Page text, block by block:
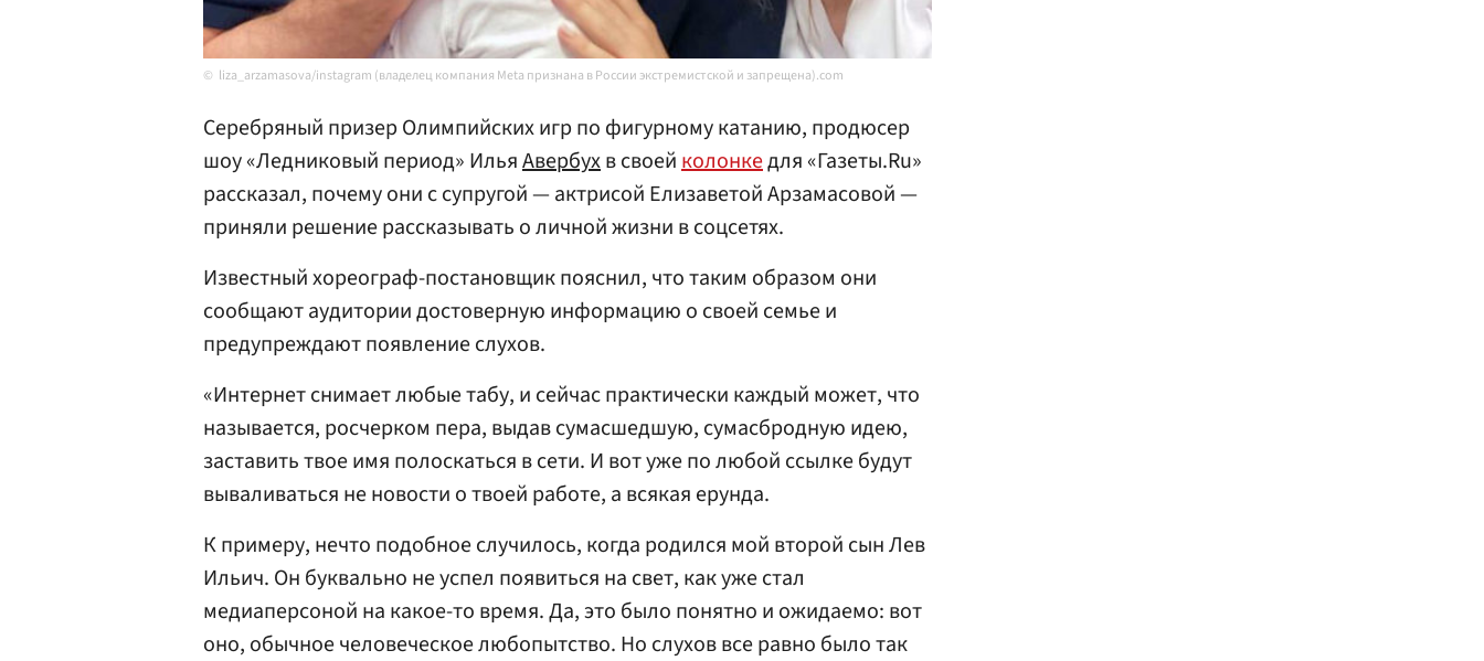
liza_arzamasova/instagram (владелец компания Meta признана в России экстремистской и запрещена).com
Серебряный призер Олимпийских игр по фигурному катанию, продюсер
шоу «Ледниковый период» ИльяАвербухв своейколонкедля «Газеты.Ru»
рассказал, почему они с супругой — актрисой Елизаветой Арзамасовой —
приняли решение рассказывать о личной жизни в соцсетях.
Известный хореограф-постановщик пояснил, что таким образом они
сообщают аудитории достоверную информацию о своей семье и
предупреждают появление слухов.
«Интернет снимает любые табу, и сейчас практически каждый может, что
называется, росчерком пера, выдав сумасшедшую, сумасбродную идею,
заставить твое имя полоскаться в сети. И вот уже по любой ссылке будут
вываливаться не новости о твоей работе, а всякая ерунда.
К примеру, нечто подобное случилось, когда родился мой второй сын Лев
Ильич. Он буквально не успел появиться на свет, как уже стал
медиаперсоной на какое-то время. Да, это было понятно и ожидаемо: вот
оно, обычное человеческое любопытство. Но слухов все равно было так